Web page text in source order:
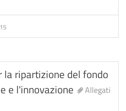
la ripartizione del fondo
e l'innovazione
Allegati